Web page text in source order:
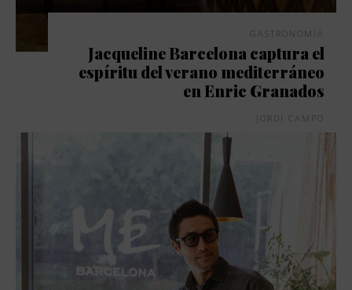
GASTRONOMÍA
Jacqueline Barcelona captura el
espíritu del verano mediterráneo
en Enric Granados
JORDI CAMPO